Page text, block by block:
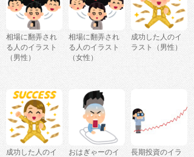
相場に翻弄され
る人のイラスト
（男性）
相場に翻弄され
る人のイラスト
（女性）
成功した人のイ
ラスト（男性）
成功した人のイ
おはぎゃーのイ
長期投資のイラ